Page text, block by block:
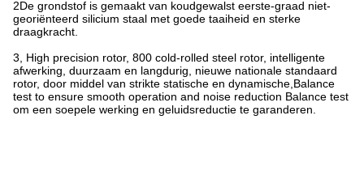
2De grondstof is gemaakt van koudgewalst eerste-graad niet-
georiënteerd silicium staal met goede taaiheid en sterke
draagkracht.
3, High precision rotor, 800 cold-rolled steel rotor, intelligente
afwerking, duurzaam en langdurig, nieuwe nationale standaard
rotor, door middel van strikte statische en dynamische,Balance
test to ensure smooth operation and noise reduction Balance test
om een soepele werking en geluidsreductie te garanderen.